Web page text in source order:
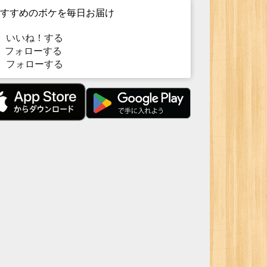
すめのボケを毎日お届け
いいね！する
ォローする
フォローする